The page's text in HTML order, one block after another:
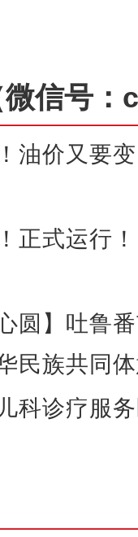
微信号
油价又要变
正式运行！
圆】吐鲁
民族共同
科诊疗服
口岸试行